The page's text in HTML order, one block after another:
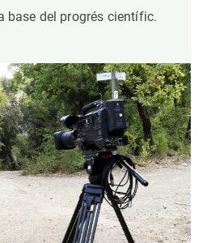
base del progrés científic.